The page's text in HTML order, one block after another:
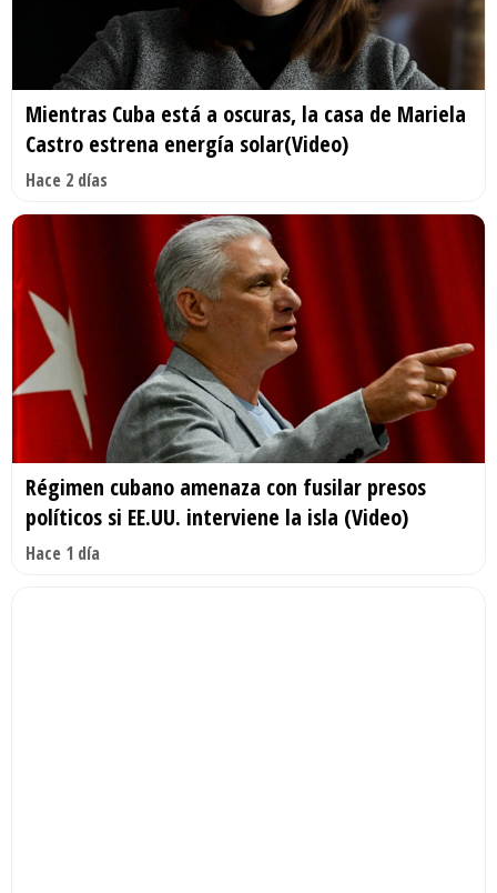
Mientras Cuba está a oscuras, la casa de Mariela
Castro estrena energía solar(Video)
Hace 2 días
Régimen cubano amenaza con fusilar presos
políticos si EE.UU. interviene la isla (Video)
Hace 1 día